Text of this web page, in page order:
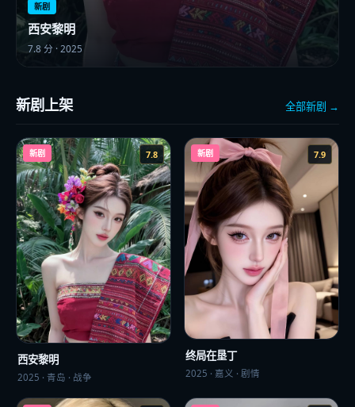
新剧
西安黎明
7.8 分 ·2025
新剧上架 全部新剧 →
新剧 7.8
西安黎明
2025 · 青岛 · 战争
新剧 7.9
终局在垦丁
2025 · 嘉义 · 剧情